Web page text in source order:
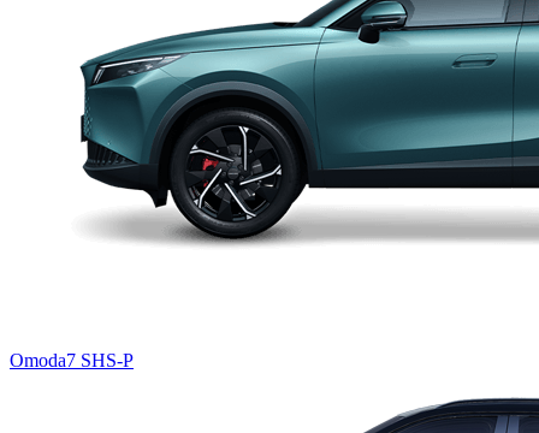
Omoda7 SHS-P